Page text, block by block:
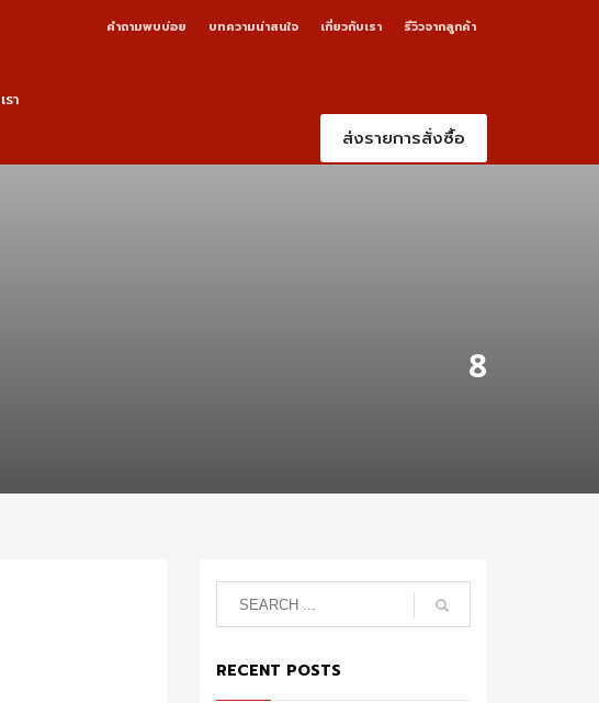
คำถามพบบ่อย บทความน่าสนใจ เกี่ยวกับเรา รีวิวจากลูกค้า
า
ส่งรายการสั่งซื้อ
8
RECENT POSTS